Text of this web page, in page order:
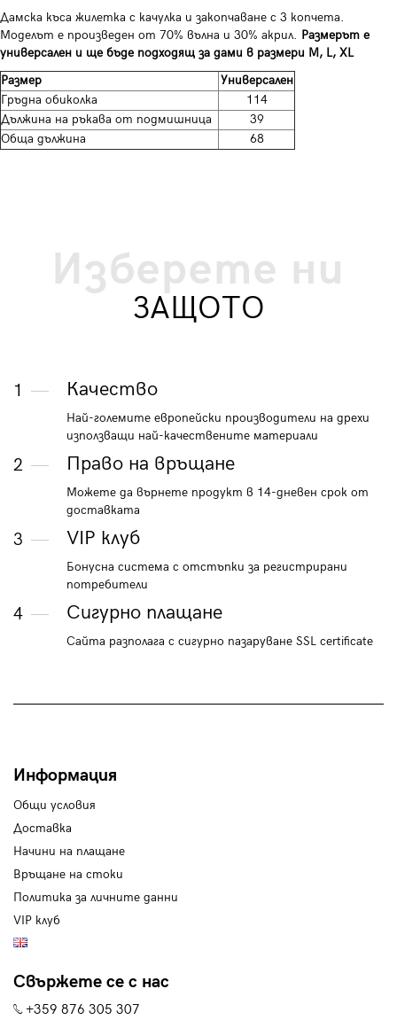
Дамска къса жилетка с качулка и закопчаване с 3 копчета.
Моделът е произведен от 70% вълна и 30% акрил. Размерът е
универсален и ще бъде подходящ за дами в размери M, L, XL
Размер
Универсален
Гръдна обиколка
114
Дължина на ръкава от подмишница
39
Обща дължина
68
Изберете ни
ЗАЩОТО
1 Качество
Най-големите европейски производители на дрехи
използващи най-качествените материали
2 Право на връщане
Можете да върнете продукт в 14-дневен срок от
доставката
3 VIP клуб
Бонусна система с отстъпки за регистрирани
потребители
4 Сигурно плащане
Сайта разполага с сигурно пазаруване SSL certificate
Информация
Общи условия
Доставка
Начини на плащане
Връщане на стоки
Политика за личните данни
VIP клуб
Свържете се с нас
+359 876 305 307